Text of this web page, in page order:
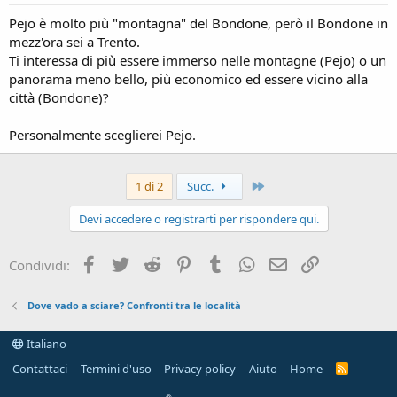
Pejo è molto più "montagna" del Bondone, però il Bondone in
mezz'ora sei a Trento.
Ti interessa di più essere immerso nelle montagne (Pejo) o un
panorama meno bello, più economico ed essere vicino alla
città (Bondone)?
Personalmente sceglierei Pejo.
1 di 2 Succ.
Devi accedere o registrarti per rispondere qui.
Condividi: Facebook
Twitter Reddit PinterestTumblrWhatsApp
Email
Dove vado a sciare? Confronti tra le località
Italiano
Contattaci
Termini d'uso Privacy policy Aiuto Home
R